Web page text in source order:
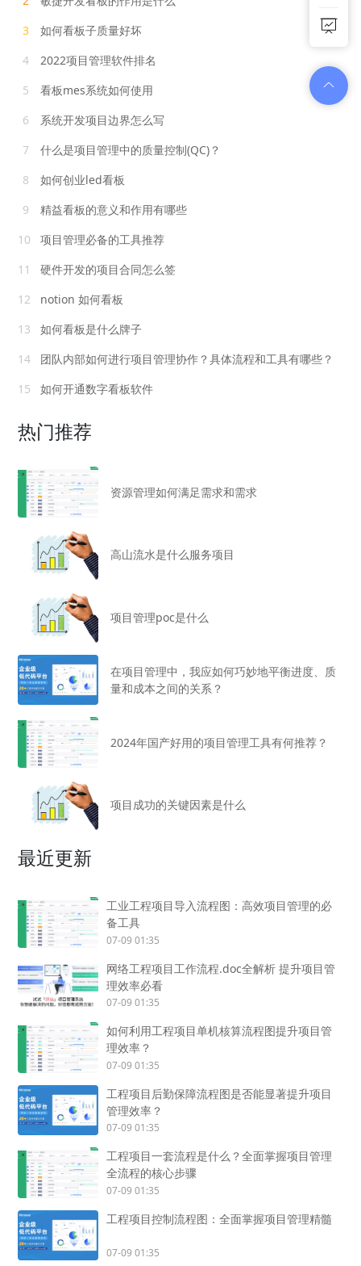
3
如何看板子质量好坏
4
2022项目管理软件排名
5
看板mes系统如何使用
6
系统开发项目边界怎么写
7
什么是项目管理中的质量控制(QC)？
8
如何创业led看板
9
精益看板的意义和作用有哪些
10
项目管理必备的工具推荐
11
硬件开发的项目合同怎么签
12
notion 如何看板
13
如何看板是什么牌子
14
团队内部如何进行项目管理协作？具体流程和工具有哪些？
15
如何开通数字看板软件
热门推荐
资源管理如何满足需求和需求
高山流水是什么服务项目
项目管理poc是什么
在项目管理中，我应如何巧妙地平衡进度、质
量和成本之间的关系？
2024年国产好用的项目管理工具有何推荐？
项目成功的关键因素是什么
最近更新
工业工程项目导入流程图：高效项目管理的必
备工具
07-09 01:35
网络工程项目工作流程.doc全解析 提升项目管
理效率必看
07-09 01:35
如何利用工程项目单机核算流程图提升项目管
理效率？
07-09 01:35
工程项目后勤保障流程图是否能显著提升项目
管理效率？
07-09 01:35
工程项目一套流程是什么？全面掌握项目管理
全流程的核心步骤
07-09 01:35
工程项目控制流程图：全面掌握项目管理精髓
07-09 01:35